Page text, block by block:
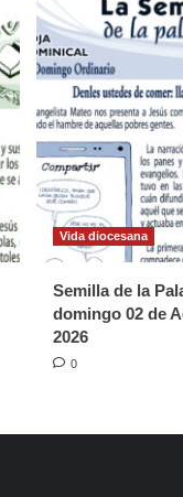
julio
de
Vida diocesana
Semilla de la
domingo 02 de
2026
0